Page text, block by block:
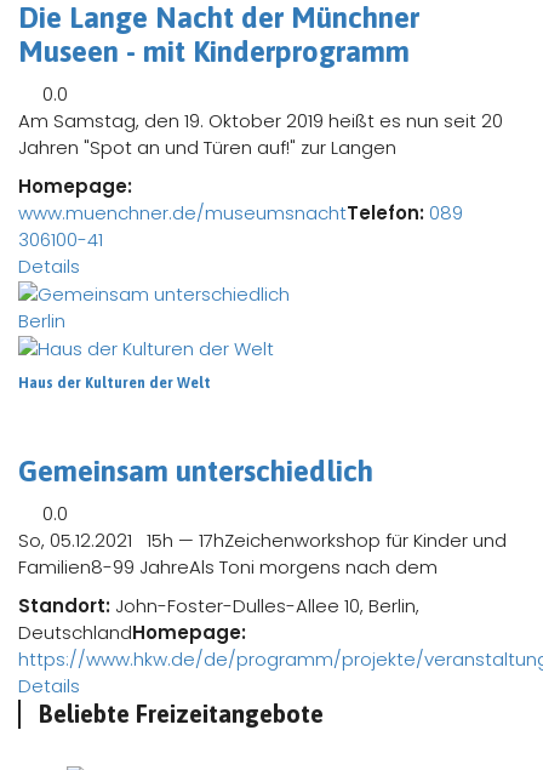
Die Lange Nacht der Münchner
Museen - mit Kinderprogramm
0.0
Am Samstag, den 19. Oktober 2019 heißt es nun seit 20
Jahren "Spot an und Türen auf!" zur Langen
Homepage:
www.muenchner.de/museumsnachtTelefon:089
306100-41
Details
Berlin
Haus der Kulturen der Welt
Gemeinsam unterschiedlich
0.0
So, 05.12.2021 15h — 17hZeichenworkshop für Kinder und
Familien8-99 JahreAls Toni morgens nach dem
Standort: John-Foster-Dulles-Allee 10, Berlin,
DeutschlandHomepage:
https://www.hkw.de/de/programm/projekte/
Details
Beliebte Freizeitangebote